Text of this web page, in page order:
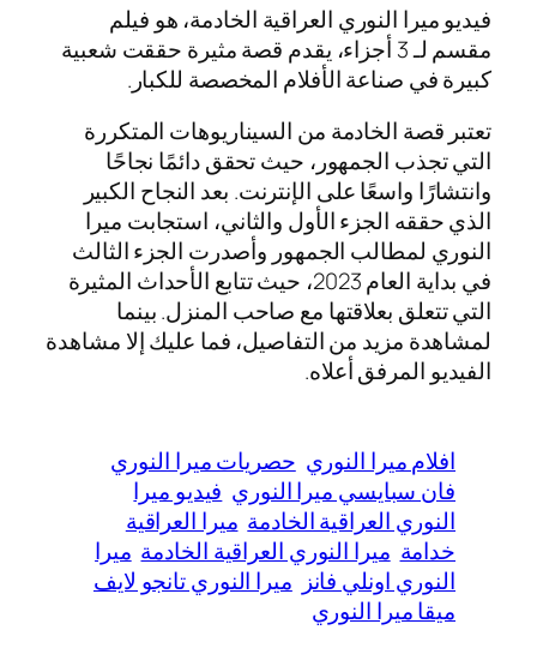
فيديو ميرا النوري العراقية الخادمة، هو فيلم
مقسم لـ 3 أجزاء، يقدم قصة مثيرة حققت شعبية
كبيرة في صناعة الأفلام المخصصة للكبار.
تعتبر قصة الخادمة من السيناريوهات المتكررة
التي تجذب الجمهور، حيث تحقق دائمًا نجاحًا
وانتشارًا واسعًا على الإنترنت. بعد النجاح الكبير
الذي حققه الجزء الأول والثاني، استجابت ميرا
النوري لمطالب الجمهور وأصدرت الجزء الثالث
في بداية العام 2023، حيث تتابع الأحداث المثيرة
التي تتعلق بعلاقتها مع صاحب المنزل. بينما
لمشاهدة مزيد من التفاصيل، فما عليك إلا مشاهدة
الفيديو المرفق أعلاه.
افلام ميرا النوري حصريات ميرا النوري
فان سبايسي ميرا النوري فيديو ميرا
النوري العراقية الخادمة ميرا العراقية
خدامة ميرا النوري العراقية الخادمة ميرا
النوري اونلي فانز ميرا النوري تانجو لايف
ميقا ميرا النوري